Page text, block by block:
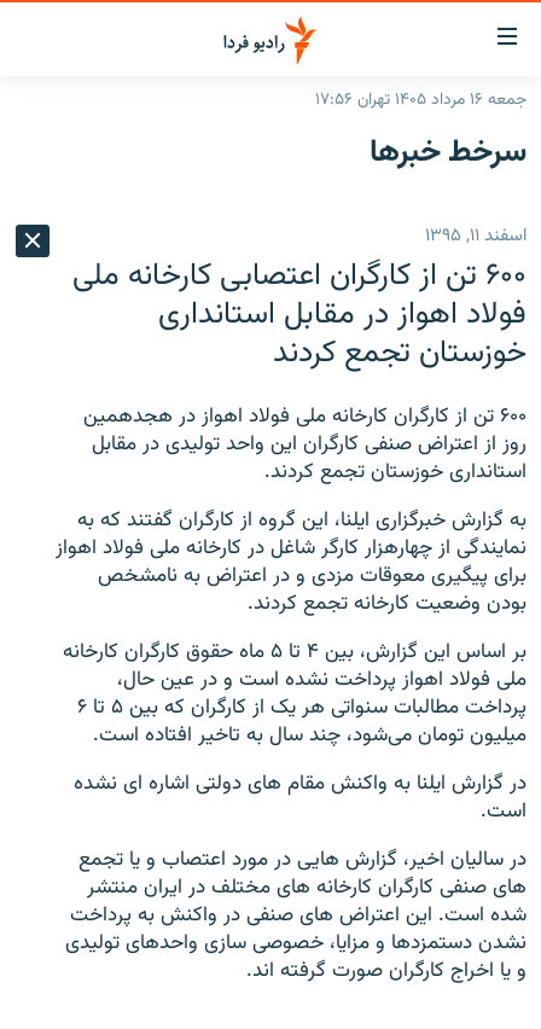
لینک‌های
قابلیت
دسترسی
بازگشت
اصلی
رفتن
صفحه
جستجو
ایران
رادیو
انتخاب کنید و بشنوید
برنامه‌های رادیویی
پادکست
چندرسانه‌ای
گزارش‌های ویدئویی
English
به ما بپیوندید
زبان‌های دیگر
جمعه ۱۶ مرداد ۱۴۰۵ تهران ۱۷:۵۶
سرخط‌ خبرها
اسفند ۱۱, ۱۳۹۵
۶۰۰ تن از کارگران اعتصابی کارخانه ملی
فولاد اهواز در مقابل استانداری
خوزستان تجمع کردند
۶۰۰ تن از کارگران کارخانه ملی فولاد اهواز در هجدهمین
روز از اعتراض صنفی کارگران این واحد تولیدی در مقابل
استانداری خوزستان تجمع کردند.
به گزارش خبرگزاری ایلنا، این گروه از کارگران گفتند که به
نمایندگی از چهارهزار کارگر شاغل در کارخانه ملی فولاد اهواز
برای پیگیری معوقات مزدی و در اعتراض به نامشخص
بودن وضعیت کارخانه تجمع کردند.
بر اساس این گزارش، بین ۴ تا ۵ ماه حقوق کارگران کارخانه
ملی فولاد اهواز پرداخت نشده است و در عین حال،
پرداخت مطالبات سنواتی هر یک از کارگران که بین ۵ تا ۶
میلیون تومان می‌شود، چند سال به تاخیر افتاده است.
در گزارش ایلنا به واکنش مقام های دولتی اشاره ای نشده
است.
در سالیان اخیر، گزارش هایی در مورد اعتصاب و یا تجمع
های صنفی کارگران کارخانه های مختلف در ایران منتشر
شده است. این اعتراض های صنفی در واکنش به پرداخت
نشدن دستمزدها و مزایا، خصوصی سازی واحدهای تولیدی
و یا اخراج کارگران صورت گرفته اند.